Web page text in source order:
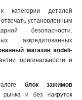
категории деталей
установленным
безопасности.
аккредитованных
магазин andeli-
оригинальности и
блок зажимов
рынка и без накруток